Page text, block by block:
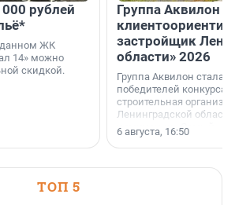
рублей
ЖК
14» можно
скидкой.
Группа Аквилон
застройщик
области» 2026
Группа Аквилон стала
победителей конкурса
строительная
Ленинградской области
номинации «Самый
застройщик
6 августа, 16:50
ТОП 5